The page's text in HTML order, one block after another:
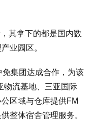
其拿下的都是国内数
业园区。
集团达成合作，为该
物流基地、三亚国际
区域与仓库提供FM
整体宿舍管理服务。